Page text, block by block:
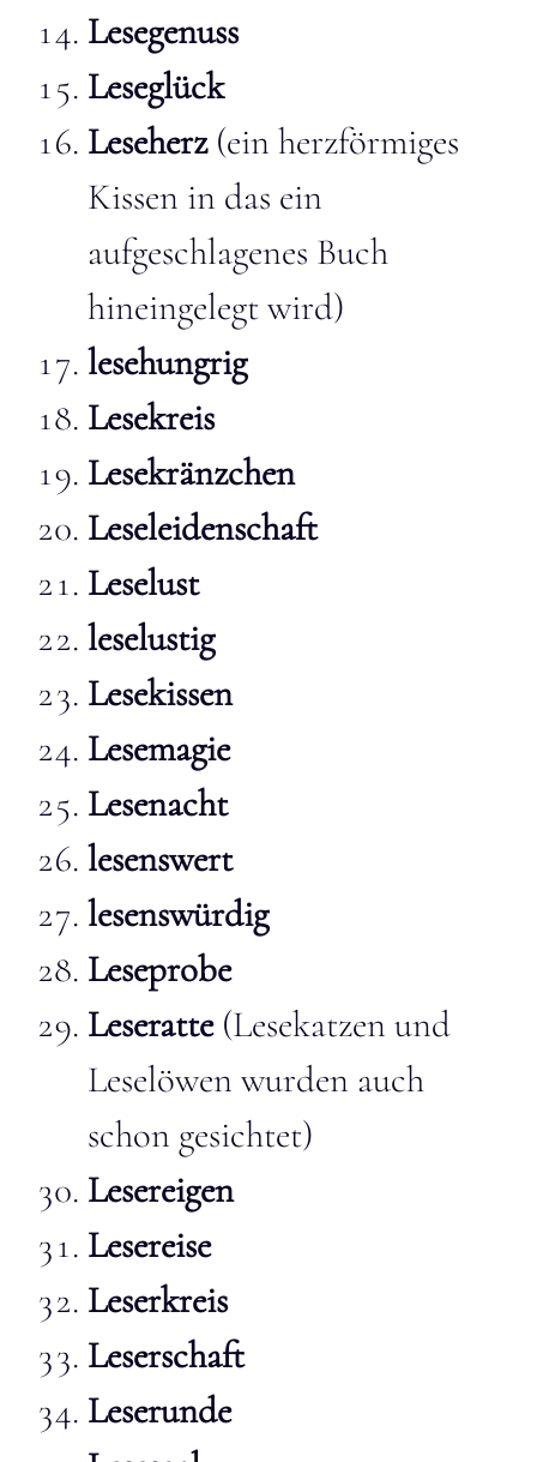
Lesegenuss
Leseglück
Leseherz(ein herzförmiges
Kissen in das ein
aufgeschlagenes Buch
hineingelegt wird)
lesehungrig
Lesekreis
Lesekränzchen
Leseleidenschaft
Leselust
leselustig
Lesekissen
Lesemagie
Lesenacht
lesenswert
lesenswürdig
Leseprobe
Leseratte(Lesekatzen und
Leselöwen wurden auch
schon gesichtet)
Lesereigen
Lesereise
Leserkreis
Leserschaft
Leserunde